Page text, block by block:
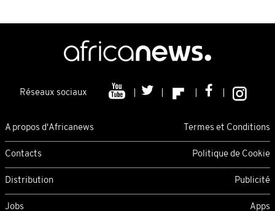
Réseaux sociaux
A propos d'Africanews Termes et Conditions
Contacts Politique de Cookie
Distribution Publicité
Jobs Apps